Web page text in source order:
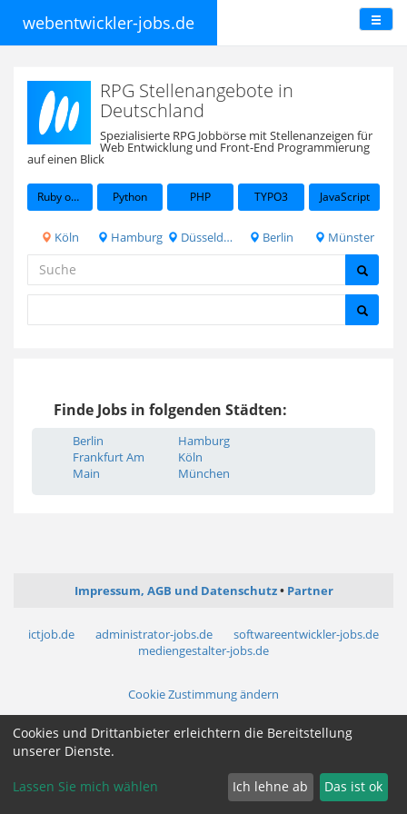
webentwickler-jobs.de
RPG Stellenangebote in
Deutschland
Spezialisierte RPG Jobbörse mit Stellenanzeigen für
Web Entwicklung und Front-End Programmierung
auf einen Blick
Ruby on Rails Python PHP TYPO3 JavaScript
Köln Hamburg Düsseldorf Berlin Münster
Finde Jobs in folgenden Städten:
Berlin
Frankfurt Am
Main
Hamburg
Köln
München
Impressum, AGB und Datenschutz Partner
ictjob.de administrator-jobs.de
softwareentwickler-jobs.de
mediengestalter-jobs.de
Cookie Zustimmung ändern
Cookies und Drittanbieter erleichtern die Bereitstellung
unserer Dienste.
Lassen Sie mich wählen Ich lehne ab Das ist ok